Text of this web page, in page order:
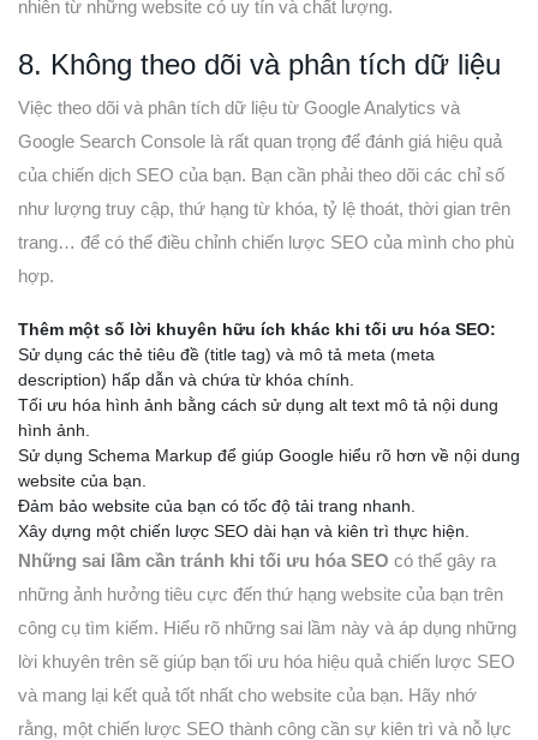
nhiên từ những website có uy tín và chất lượng.
8. Không theo dõi và phân tích dữ liệu
Việc theo dõi và phân tích dữ liệu từ Google Analytics và
Google Search Console là rất quan trọng để đánh giá hiệu quả
của chiến dịch SEO của bạn. Bạn cần phải theo dõi các chỉ số
như lượng truy cập, thứ hạng từ khóa, tỷ lệ thoát, thời gian trên
trang… để có thể điều chỉnh chiến lược SEO của mình cho phù
hợp.
Thêm một số lời khuyên hữu ích khác khi tối ưu hóa SEO:
Sử dụng các thẻ tiêu đề (title tag) và mô tả meta (meta
description) hấp dẫn và chứa từ khóa chính.
Tối ưu hóa hình ảnh bằng cách sử dụng alt text mô tả nội dung
hình ảnh.
Sử dụng Schema Markup để giúp Google hiểu rõ hơn về nội dung
website của bạn.
Đảm bảo website của bạn có tốc độ tải trang nhanh.
Xây dựng một chiến lược SEO dài hạn và kiên trì thực hiện.
Những sai lầm cần tránh khi tối ưu hóa SEO có thể gây ra
những ảnh hưởng tiêu cực đến thứ hạng website của bạn trên
công cụ tìm kiếm. Hiểu rõ những sai lầm này và áp dụng những
lời khuyên trên sẽ giúp bạn tối ưu hóa hiệu quả chiến lược SEO
và mang lại kết quả tốt nhất cho website của bạn. Hãy nhớ
rằng, một chiến lược SEO thành công cần sự kiên trì và nỗ lực